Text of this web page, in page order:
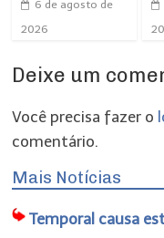
6 de agosto de
2026
Deixe um
Você precisa fazer o
comentário.
Mais Notícias
Temporal causa